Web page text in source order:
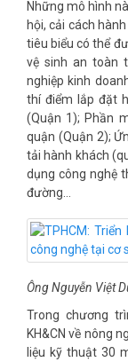
Những mô hình
hội, cải cách
tiêu biểu có thể
vệ sinh an toàn
nghiệp kinh
thí điểm lắp đặt
(Quận 1); Phần
quận (Quận 2);
tải hành khách
dụng công nghệ
đường…
Ông Nguyễn Việt
Trong chương
KH&CN về nông
liệu kỹ thuật 30